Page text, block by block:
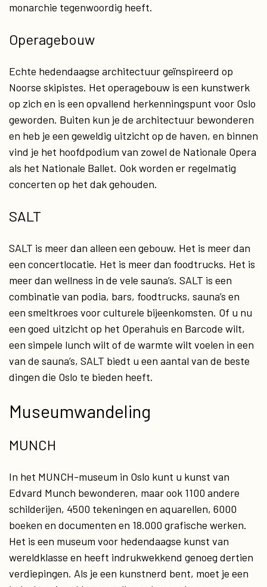
monarchie tegenwoordig heeft.
Operagebouw
Echte hedendaagse architectuur geïnspireerd op
Noorse skipistes. Het operagebouw is een kunstwerk
op zich en is een opvallend herkenningspunt voor Oslo
geworden. Buiten kun je de architectuur bewonderen
en heb je een geweldig uitzicht op de haven, en binnen
vind je het hoofdpodium van zowel de Nationale Opera
als het Nationale Ballet. Ook worden er regelmatig
concerten op het dak gehouden.
SALT
SALT is meer dan alleen een gebouw. ​​Het is meer dan
een concertlocatie. Het is meer dan foodtrucks. Het is
meer dan wellness in de vele sauna’s. SALT is een
combinatie van podia, bars, foodtrucks, sauna’s en
een smeltkroes voor culturele bijeenkomsten. Of u nu
een goed uitzicht op het Operahuis en Barcode wilt,
een simpele lunch wilt of de warmte wilt voelen in een
van de sauna’s, SALT biedt u een aantal van de beste
dingen die Oslo te bieden heeft.
Museumwandeling
MUNCH
In het MUNCH-museum in Oslo kunt u kunst van
Edvard Munch bewonderen, maar ook 1100 andere
schilderijen, 4500 tekeningen en aquarellen, 6000
boeken en documenten en 18.000 grafische werken.
Het is een museum voor hedendaagse kunst van
wereldklasse en heeft indrukwekkend genoeg dertien
verdiepingen. Als je een kunstnerd bent, moet je een